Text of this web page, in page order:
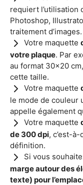
requiert l’utilisation
Photoshop,
traitement d’images.
Votre maquette
votre plaque. Par
au format 30x20
cette taille.
Votre maquette
le mode de couleur
appelle également
Votre maquette
de 300 dpi, c’est-
définition.
Si vous
marge autour des
texte) pour